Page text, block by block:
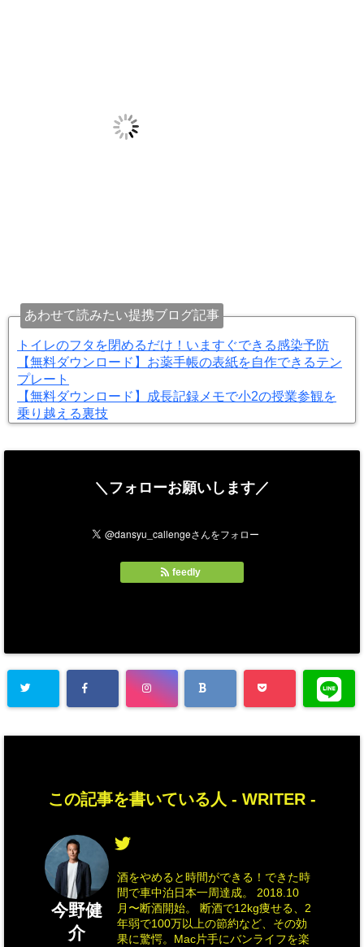
あわせて読みたい提携ブログ記事
トイレのフタを閉めるだけ！いますぐできる感染予防
【無料ダウンロード】お薬手帳の表紙を自作できるテン
プレート
【無料ダウンロード】成長記録メモで小2の授業参観を
乗り越える裏技
＼フォローお願いします／
feedly
この記事を書いている人 - WRITER -
今野健
介
酒をやめると時間ができる！できた時
間で車中泊日本一周達成。 2018.10
月〜断酒開始。 断酒で12kg痩せる、2
年弱で100万以上の節約など、その効
果に驚愕。Mac片手にバンライフを楽